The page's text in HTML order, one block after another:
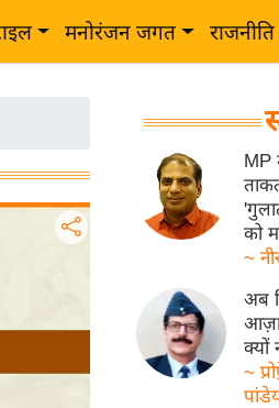
मनोरंजन जगत राजनीति
MP
को
~
अब
क्यों
~